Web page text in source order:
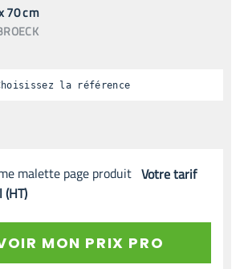
70 cm
la référence
Votre tarif
(HT)
MON PRIX PRO